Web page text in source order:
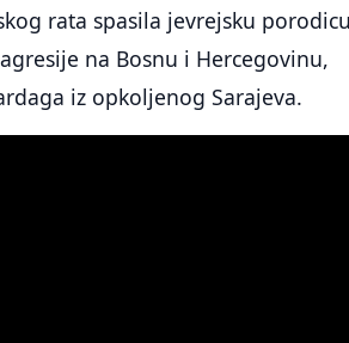
rata spasila jevrejsku porodicu
na Bosnu i Hercegovinu,
iz opkoljenog Sarajeva.